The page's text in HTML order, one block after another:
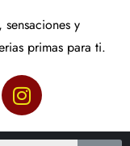
y
primas para ti.